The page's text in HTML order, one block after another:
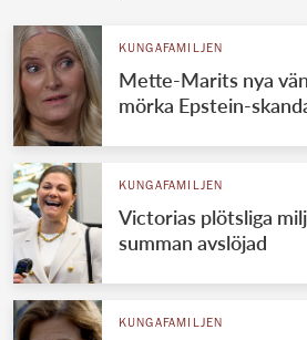
KUNGAFAMILJEN
Mette-Marits nya
mörka Epstein-
KUNGAFAMILJEN
Victorias plötsliga
summan avslöjad
KUNGAFAMILJEN